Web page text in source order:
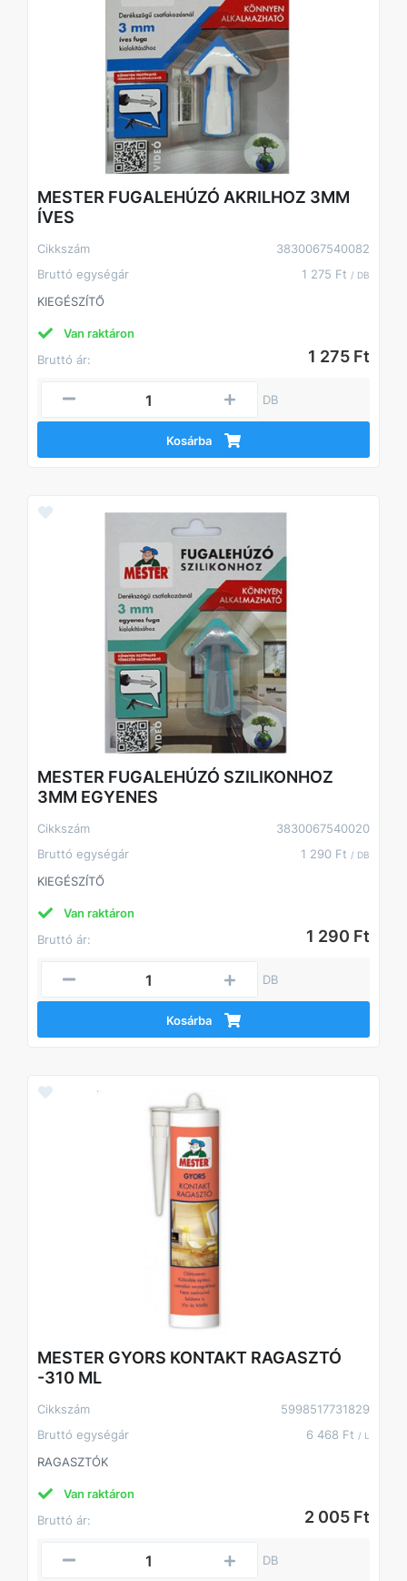
MESTER FUGALEHÚZÓ AKRILHOZ 3MM
ÍVES
Cikkszám
3830067540082
Bruttó egységár
1 275 Ft / DB
KIEGÉSZÍTŐ
Van raktáron
Bruttó ár:
1 275 Ft
DB
Kosárba
MESTER FUGALEHÚZÓ SZILIKONHOZ
3MM EGYENES
Cikkszám
3830067540020
Bruttó egységár
1 290 Ft / DB
KIEGÉSZÍTŐ
Van raktáron
Bruttó ár:
1 290 Ft
DB
Kosárba
MESTER GYORS KONTAKT RAGASZTÓ
-310 ML
Cikkszám
5998517731829
Bruttó egységár
6 468 Ft / L
RAGASZTÓK
Van raktáron
Bruttó ár:
2 005 Ft
DB